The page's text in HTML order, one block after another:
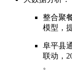
整合聚
模型，
阜平县
联动，
。